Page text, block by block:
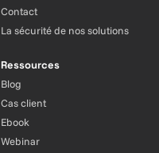
Contact
La sécurité de nos solutions
Ressources
Blog
Cas client
Ebook
Webinar